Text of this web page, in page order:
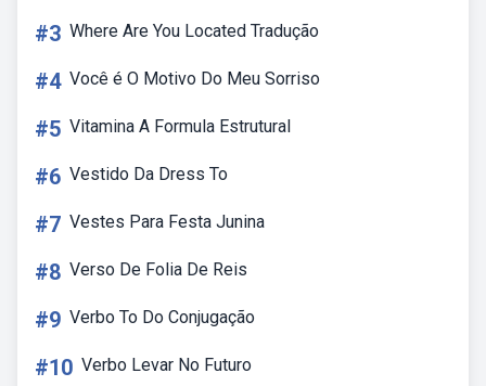
#3 Where Are You Located Tradução
#4 Você é O Motivo Do Meu Sorriso
#5 Vitamina A Formula Estrutural
#6 Vestido Da Dress To
#7 Vestes Para Festa Junina
#8 Verso De Folia De Reis
#9 Verbo To Do Conjugação
#10 Verbo Levar No Futuro